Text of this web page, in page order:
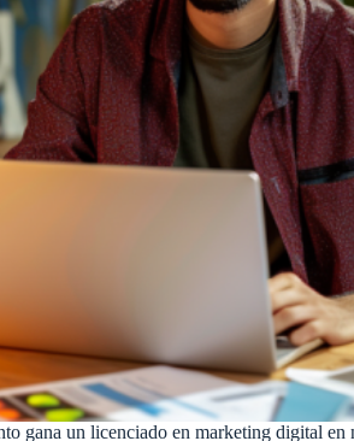
gana un licenciado en marketing digital en